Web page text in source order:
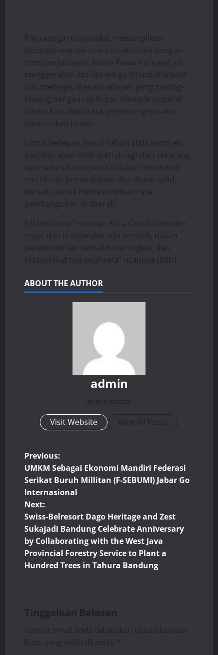
Para warga masyarakat menampilkan
berbagai macam acara atraksi seni dengan
tema perjuangan. Selain Pawai Karnaval Jeli
menggerakan ibu-ibu warga 09 untuk kreatif
dan menjaga, menata wilayah gang masing-
masing dengan rapih dan menarik untuk di
lomba kan, dan untuk pemenangnya akan
diumumkan besok.
Untuk kedepan nya di Tahun 2025 nanti Jeli
pastikan akan lebih meriah lagi dari sekarang,
agar seluruh masyarakat dapat menikmati
meriahnya kemerdekaan dan dapat solid,
bersatu untuk menumbuhkan rasa
pembangunan di daerah.
Jeli berharap “ semoga Kota Cimahi semakin
maju, dan masyarakat nya terdidik, dalam
perekonomian semakin meningkat, dan
masyarakat nya sejahtera” ucapnya (RED)
ABOUT THE AUTHOR
admin
Administrator
Visit Website View All Posts
P
o
s
t
n
a
g
a
Previous:
UMKM Sebagai Ekonomi Mandiri Federasi
Serikat Buruh Millitan (F-SEBUMI) Jabar Go
Internasional
Next:
Swiss-Belresort Dago Heritage and Zest
Sukajadi Bandung Celebrate Anniversary
by Collaborating with the West Java
Provincial Forestry Service to Plant a
Hundred Trees in Tahura Bandung
Tinggalkan Balasan
Alamat email Anda tidak akan dipublikasikan.
Ruas yang wajib ditandai
*